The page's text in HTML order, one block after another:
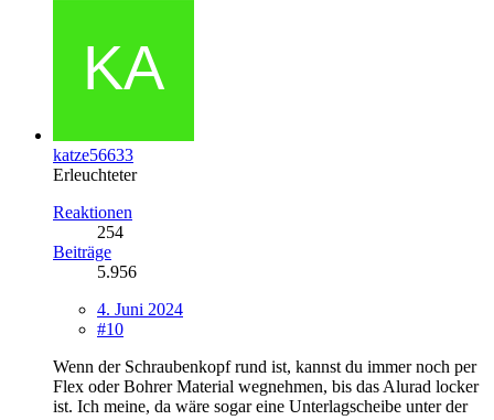
katze56633
Erleuchteter
Reaktionen
254
Beiträge
5.956
4. Juni 2024
#10
Wenn der Schraubenkopf rund ist, kannst du immer noch per
Flex oder Bohrer Material wegnehmen, bis das Alurad locker
ist. Ich meine, da wäre sogar eine Unterlagscheibe unter der